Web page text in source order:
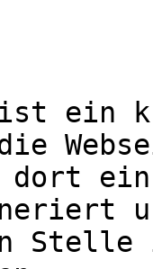
ein
dort
Stelle